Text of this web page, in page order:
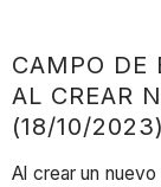
CAMPO DE
AL CREAR
(18/10/2023)
Al crear un